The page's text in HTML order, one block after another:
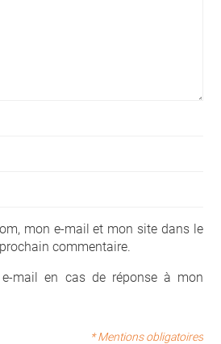
mon e-mail et mon site dans le
commentaire.
e-mail en cas de réponse à mon
* Mentions obligatoires